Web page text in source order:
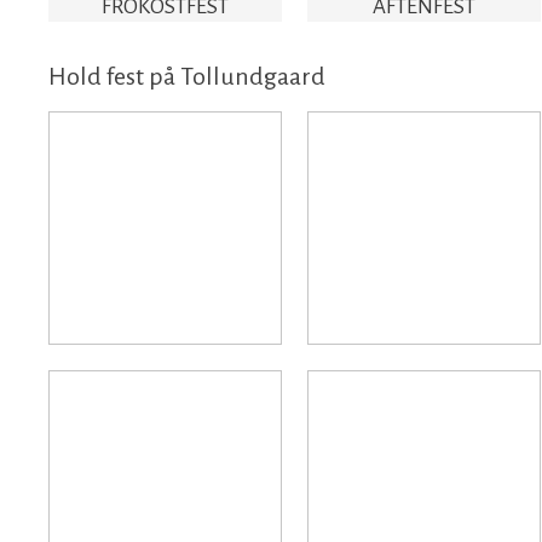
FROKOSTFEST​ AFTENFEST​
Hold fest på Tollundgaard